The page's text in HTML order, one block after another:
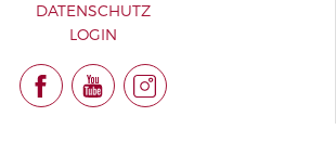
DATENSCHUTZ
LOGIN